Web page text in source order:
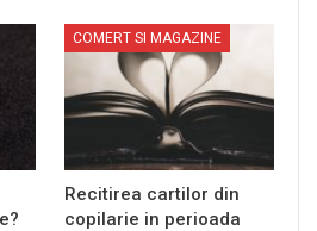
COMERT SI MAGAZINE
Recitirea cartilor din
copilarie in perioada